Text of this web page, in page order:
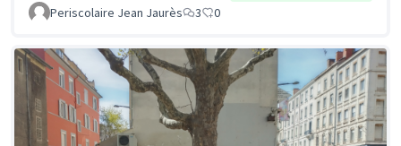
Periscolaire Jean Jaurès
3 0